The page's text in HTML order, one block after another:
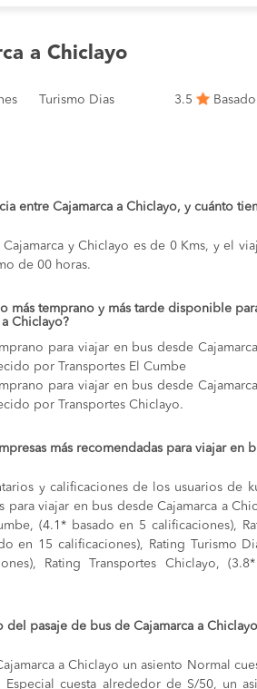
a Chiclayo
Turismo Dias 3.5
entre Cajamarca a Chiclayo, y cuánto
Cajamarca y Chiclayo es de 0 Kms, y el
de 00 horas.
más temprano y más tarde disponible
Chiclayo?
para viajar en bus desde
por Transportes El Cumbe
para viajar en bus desde
por Transportes Chiclayo.
más recomendadas para viajar en
y calificaciones de los usuarios de
para viajar en bus desde Cajamarca a
(4.1* basado en 5 calificaciones),
en 15 calificaciones), Rating Turismo
Rating Transportes Chiclayo,
del pasaje de bus de Cajamarca a
a Chiclayo un asiento Normal
Especial cuesta alrededor de S/50, un